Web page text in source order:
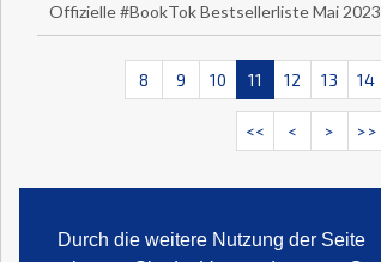
Durch die weitere Nutzung der Seite
Offizielle #BookTok Bestsellerliste Mai 2023
8 9 10 11 12 13 14
<< < > >>